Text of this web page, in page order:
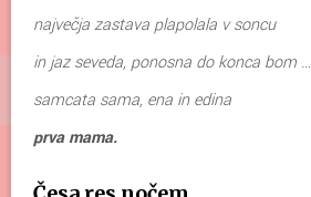
največja zastava plapolala v soncu
in jaz seveda, ponosna do konca bom …
samcata sama, ena in edina
prva mama.